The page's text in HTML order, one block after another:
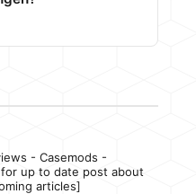
- Casemods -
up to date post about
articles]